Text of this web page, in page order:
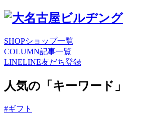
SHOPショップ一覧
COLUMN記事一覧
LINELINE友だち登録
人気の「キーワード」
#ギフト